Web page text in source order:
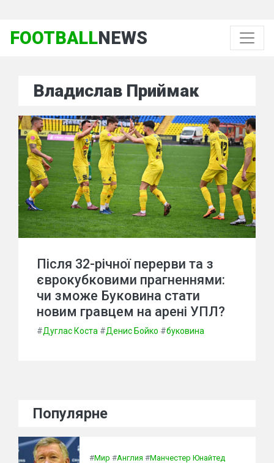
FOOTBALLNEWS
Владислав Приймак
Після 32-річної перерви та з
єврокубковими прагненнями:
чи зможе Буковина стати
новим гравцем на арені УПЛ?
#Дуглас Коста #Денис Бойко #буковина
Популярне
#Мир #Англия #Манчестер Юнайтед